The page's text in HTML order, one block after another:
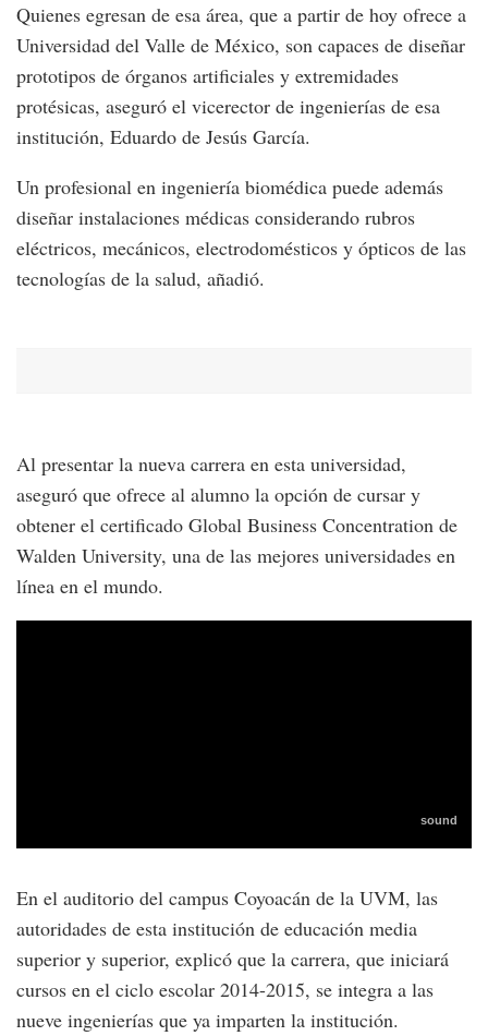
Quienes egresan de esa área, que a partir de hoy ofrece a
Universidad del Valle de México, son capaces de diseñar
prototipos de órganos artificiales y extremidades
protésicas, aseguró el vicerector de ingenierías de esa
institución, Eduardo de Jesús García.
Un profesional en ingeniería biomédica puede además
diseñar instalaciones médicas considerando rubros
eléctricos, mecánicos, electrodomésticos y ópticos de las
tecnologías de la salud, añadió.
Al presentar la nueva carrera en esta universidad,
aseguró que ofrece al alumno la opción de cursar y
obtener el certificado Global Business Concentration de
Walden University, una de las mejores universidades en
línea en el mundo.
En el auditorio del campus Coyoacán de la UVM, las
autoridades de esta institución de educación media
superior y superior, explicó que la carrera, que iniciará
cursos en el ciclo escolar 2014-2015, se integra a las
nueve ingenierías que ya imparten la institución.